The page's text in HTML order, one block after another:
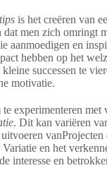
is het creëren van
men zich omringt
aanmoedigen en
hebben op het
successen te
motivatie.
experimenteren met
. Dit kan variëren
en het
interesse en